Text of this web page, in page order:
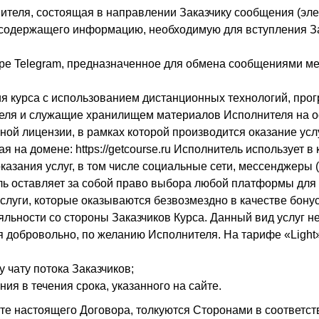
состоящая в направлении Заказчику сообщения
информацию, необходимую для вступления
Telegram, предназначенное для обмена сообщениями
с использованием дистанционных технологий,
и служащие хранилищем материалов Исполнителя на
лицензии, в рамках которой производится оказание
на домене: https://getcourse.ru Исполнитель использует в
услуг, в том числе социальные сети, мессенджеры
оставляет за собой право выбора любой платформы для
которые оказываются безвозмездно в качестве
со стороны Заказчиков Курса. Данный вид услуг
добровольно, по желанию Исполнителя. На тарифе
потока Заказчиков;
в течения срока, указанного на сайте.
настоящего Договора, толкуются Сторонами в